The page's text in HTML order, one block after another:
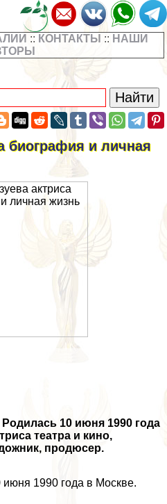
:: КОНТАКТЫ :: НАШИ
биография и личная
10 июня 1990 года
театра и кино,
продюсер.
1990 года в Москве.